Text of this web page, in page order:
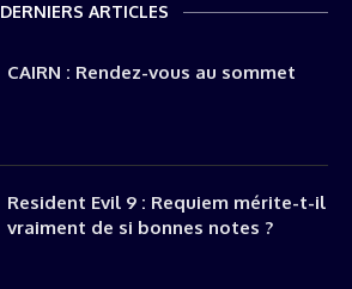
DERNIERS ARTICLES
CAIRN : Rendez-vous au sommet
Resident Evil 9 : Requiem mérite-t-il
vraiment de si bonnes notes ?